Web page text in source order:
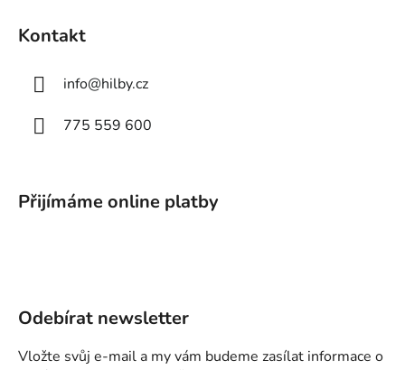
Kontakt
info@hilby.cz
775 559 600
Přijímáme online platby
Odebírat newsletter
Vložte svůj e-mail a my vám budeme zasílat informace o